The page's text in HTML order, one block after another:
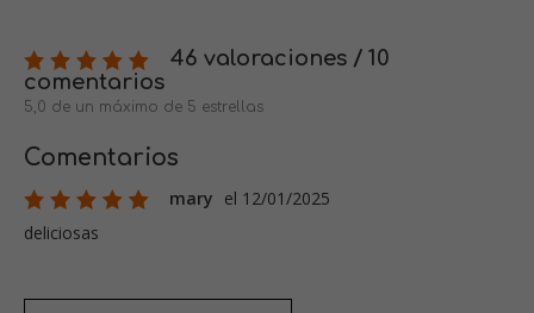
46 valoraciones / 10
comentarios
5,0 de un máximo de 5 estrellas
Comentarios
mary el 12/01/2025
deliciosas